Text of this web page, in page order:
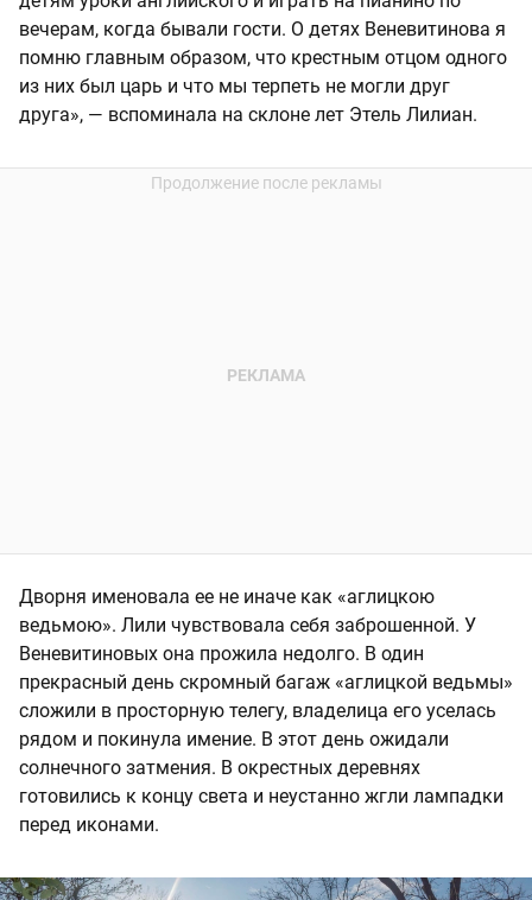
вечерам, когда бывали гости. О детях Веневитинова я
помню главным образом, что крестным отцом одного
из них был царь и что мы терпеть не могли друг
друга», — вспоминала на склоне лет Этель Лилиан.
Дворня именовала ее не иначе как «аглицкою
ведьмою». Лили чувствовала себя заброшенной. У
Веневитиновых она прожила недолго. В один
прекрасный день скромный багаж «аглицкой ведьмы»
сложили в просторную телегу, владелица его уселась
рядом и покинула имение. В этот день ожидали
солнечного затмения. В окрестных деревнях
готовились к концу света и неустанно жгли лампадки
перед иконами.